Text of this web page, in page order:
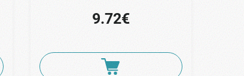
9.72€